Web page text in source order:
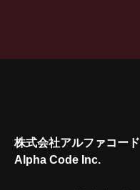
株式会社アルファコード
Alpha Code Inc.